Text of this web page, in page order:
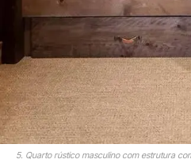
5. Quarto rústico masculino com estrutura